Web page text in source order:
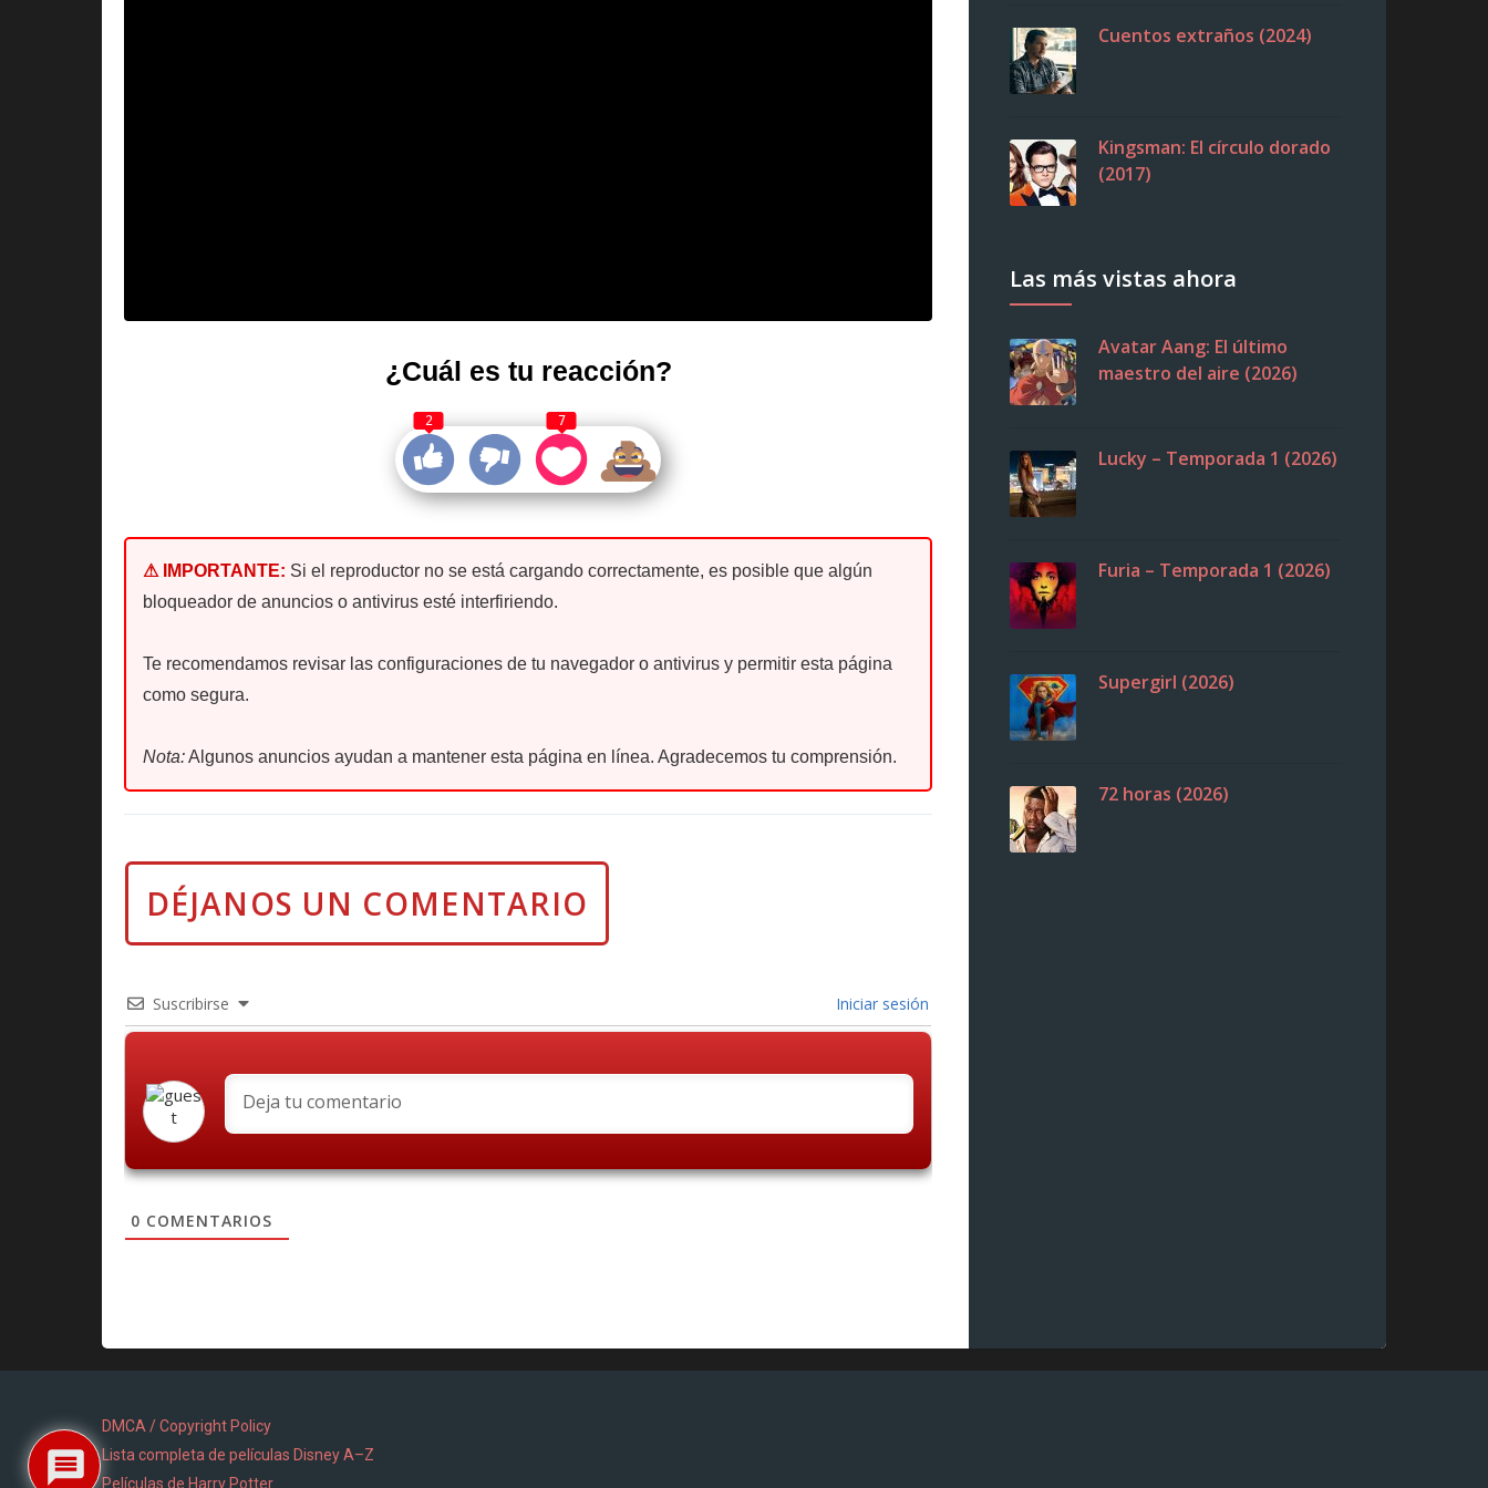
¿Cuál es tu reacción?
2 7
⚠ IMPORTANTE: Si el reproductor no se está cargando correctamente, es posible que algún
bloqueador de anuncios o antivirus esté interfiriendo.
Te recomendamos revisar las configuraciones de tu navegador o antivirus y permitir esta página
como segura.
Nota:Algunos anuncios ayudan a mantener esta página en línea. Agradecemos tu comprensión.
Suscribirse Iniciar sesión
0 COMENTARIOS
Cuentos extraños (2024)
Kingsman: El círculo dorado
(2017)
Las más vistas ahora
Avatar Aang: El último
maestro del aire (2026)
Lucky – Temporada 1 (2026)
Furia – Temporada 1 (2026)
Supergirl (2026)
72 horas (2026)
DMCA / Copyright Policy
Lista completa de películas Disney A–Z
Películas de Harry Potter